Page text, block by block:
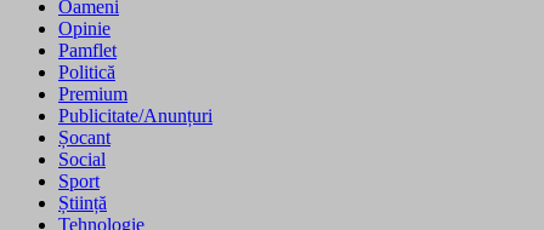
Oameni
Opinie
Pamflet
Politică
Premium
Publicitate/Anunțuri
Șocant
Social
Sport
Știință
Tehnologie